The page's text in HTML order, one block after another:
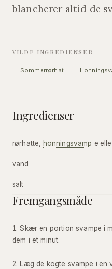
blancherer altid de
VILDE INGREDIENSER
Sommerrørhat
Ingredienser
rørhatte, honningsvamp e
vand
salt
Fremgangsmåde
Skær en portion svampe i
dem i et minut.
Læg de kogte svampe i en